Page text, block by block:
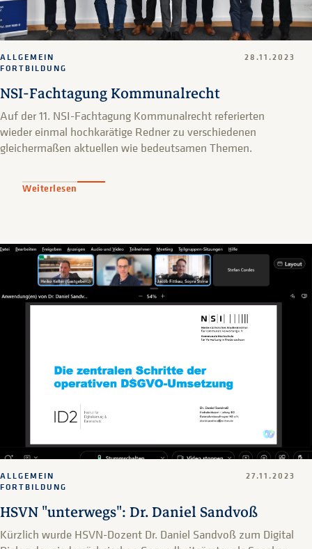
NSI-Fachtagung Kommunalrecht
ALLGEMEIN
FORTBILDUNG
28.11.2023
Auf der 11. NSI-Fachtagung Kommunalrecht referierten
wieder einmal hochkarätige Redner zu verschiedenen
gleichermaßen aktuellen wie bedeutsamen Themen.
Weiterlesen
HSVN "unterwegs": Dr. Daniel Sandvoß
ALLGEMEIN
FORTBILDUNG
27.11.2023
Kürzlich wurde HSVN-Dozent Dr. Daniel Sandvoß zum Digital